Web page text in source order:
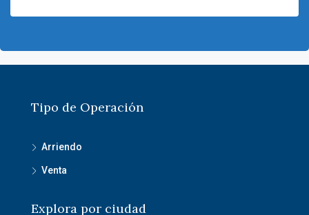
Tipo de Operación
Arriendo
Venta
Explora por ciudad